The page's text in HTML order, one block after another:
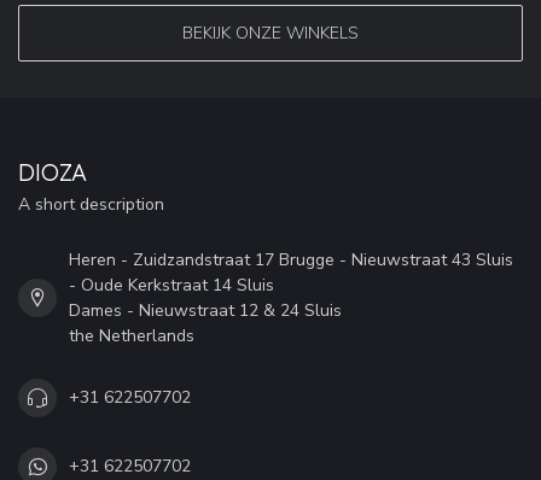
BEKIJK ONZE WINKELS
DIOZA
A short description
Heren - Zuidzandstraat 17 Brugge - Nieuwstraat 43 Sluis
- Oude Kerkstraat 14 Sluis
Dames - Nieuwstraat 12 & 24 Sluis
the Netherlands
+31 622507702
+31 622507702